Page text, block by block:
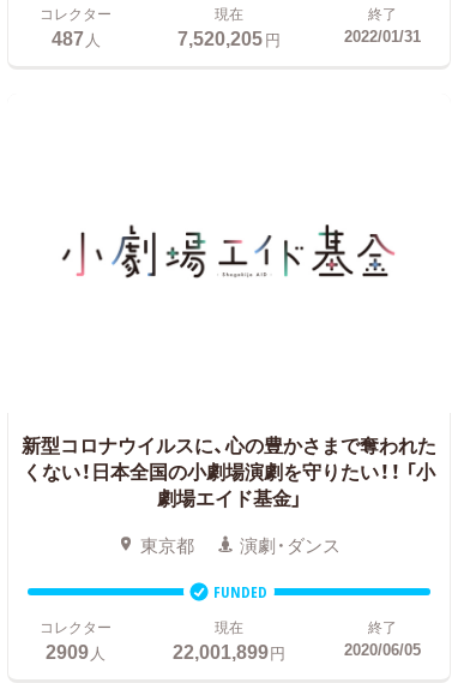
コレクター
487人
現在
7,520,205円
終了
2022/01/31
新型コロナウイルスに、心の豊かさまで奪われた
くない！日本全国の小劇場演劇を守りたい！！ 「小
劇場エイド基金」
東京都 演劇・ダンス
FUNDED
コレクター
2909人
現在
22,001,899円
終了
2020/06/05